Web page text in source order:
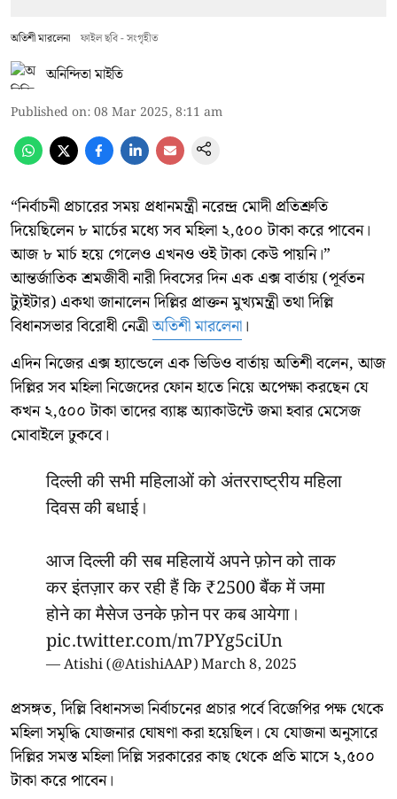
অতিশী মারলেনা ফাইল ছবি - সংগৃহীত
অনিন্দিতা মাইতি
Published on:08 Mar 2025, 8:11 am
“নির্বাচনী প্রচারের সময় প্রধানমন্ত্রী নরেন্দ্র মোদী প্রতিশ্রুতি
দিয়েছিলেন ৮ মার্চের মধ্যে সব মহিলা ২,৫০০ টাকা করে পাবেন।
আজ ৮ মার্চ হয়ে গেলেও এখনও ওই টাকা কেউ পায়নি।”
আন্তর্জাতিক শ্রমজীবী নারী দিবসের দিন এক এক্স বার্তায় (পূর্বতন
ট্যুইটার) একথা জানালেন দিল্লির প্রাক্তন মুখ্যমন্ত্রী তথা দিল্লি
বিধানসভার বিরোধী নেত্রীঅতিশী মারলেনা।
এদিন নিজের এক্স হ্যান্ডেলে এক ভিডিও বার্তায় অতিশী বলেন, আজ
দিল্লির সব মহিলা নিজেদের ফোন হাতে নিয়ে অপেক্ষা করছেন যে
কখন ২,৫০০ টাকা তাদের ব্যাঙ্ক অ্যাকাউন্টে জমা হবার মেসেজ
মোবাইলে ঢুকবে।
दिल्ली की सभी महिलाओं को अंतरराष्ट्रीय महिला
दिवस की बधाई।
आज दिल्ली की सब महिलायें अपने फ़ोन को ताक
कर इंतज़ार कर रही हैं कि ₹2500 बैंक में जमा
होने का मैसेज उनके फ़ोन पर कब आयेगा।
pic.twitter.com/m7PYg5ciUn
— Atishi (@AtishiAAP)March 8, 2025
প্রসঙ্গত, দিল্লি বিধানসভা নির্বাচনের প্রচার পর্বে বিজেপির পক্ষ থেকে
মহিলা সমৃদ্ধি যোজনার ঘোষণা করা হয়েছিল। যে যোজনা অনুসারে
দিল্লির সমস্ত মহিলা দিল্লি সরকারের কাছ থেকে প্রতি মাসে ২,৫০০
টাকা করে পাবেন।